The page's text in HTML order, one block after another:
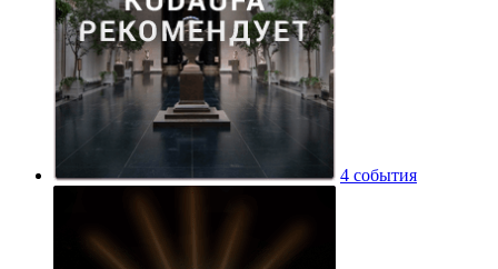
4 события